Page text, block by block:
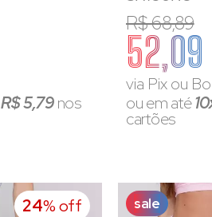
R$ 5,79nos
R$ 68,89
52,09
via Pix ou
ou em até
cartões
24% off sale